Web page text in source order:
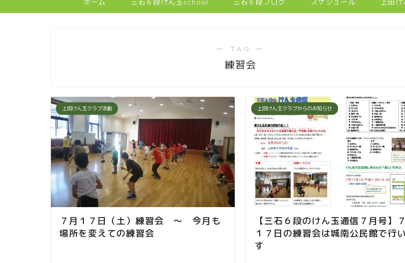
ホーム 三石６段けん玉school 三石６段ブログ スケジュール 上田
― TAG ―
練習会
上田けん玉クラブ活動
７月１７日（土）練習会 ～ 今月も
場所を変えての練習会
上田けん玉クラブからのお知らせ
【三石６段のけん玉通信７月号】
１７日の練習会は城南公民館で行
す